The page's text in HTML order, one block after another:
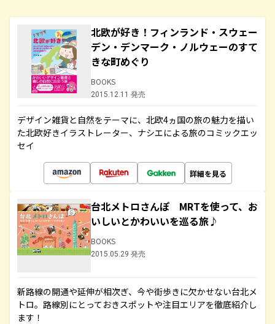
北欧が好き！フィンランド・スウェー
デン・デンマーク・ノルウェーのすて
きな町めぐり
BOOKS
2015.12.11 発売
デザイン雑貨と自然をテーマに、北欧4ヵ国の旅の魅力を描い
た北欧好きイラストレーター、ナシエによる旅のコミックエッ
セイ
詳細を見る
台北メトロさんぽ MRTを使って、お
いしいとかわいいを巡る旅♪
BOOKS
2015.05.29 発売
新路線の開通や延伸が相次ぎ、今や街歩きに欠かせない台北メ
トロ。路線別にとっておきスポットや注目エリアを徹底紹介し
ます！